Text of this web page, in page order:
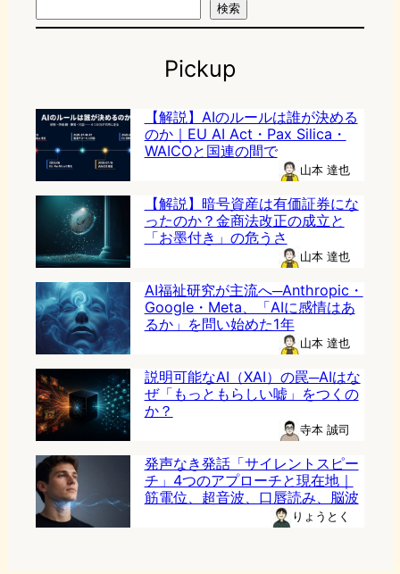
検索
Pickup
【解説】AIのルールは誰が決める
のか｜EU AI Act・Pax Silica・
WAICOと国連の間で
山本 達也
【解説】暗号資産は有価証券にな
ったのか？金商法改正の成立と
「お墨付き」の危うさ
山本 達也
AI福祉研究が主流へ─Anthropic・
Google・Meta、「AIに感情はあ
るか」を問い始めた1年
山本 達也
説明可能なAI（XAI）の罠─AIはな
ぜ「もっともらしい嘘」をつくの
か？
寺本 誠司
発声なき発話「サイレントスピー
チ」4つのアプローチと現在地｜
筋電位、超音波、口唇読み、脳波
りょうとく